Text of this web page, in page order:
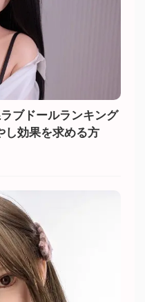
ブドールランキング
し効果を求める方